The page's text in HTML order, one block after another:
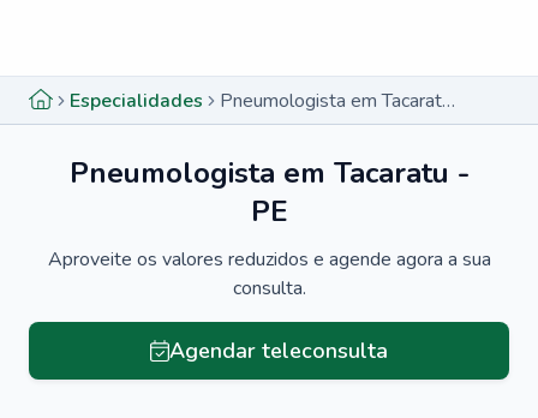
Especialidades Pneumologista em Tacaratu - PE
Pneumologista em Tacaratu -
PE
Aproveite os valores reduzidos e agende agora a sua
consulta.
Agendar teleconsulta